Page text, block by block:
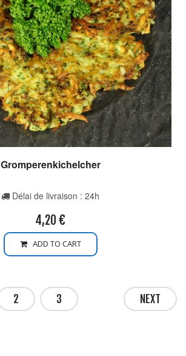
Gromperenkichelcher
Délai de livraison : 24h
4,20 €
ADD TO CART
2 3 NEXT